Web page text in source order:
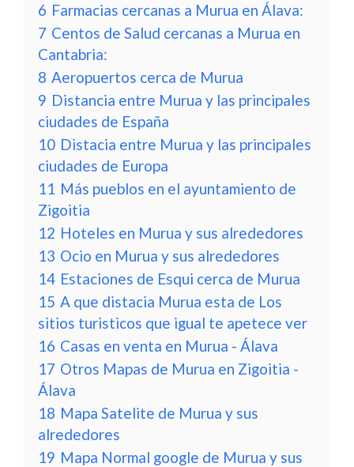
6 Farmacias cercanas a Murua en Álava:
7 Centos de Salud cercanas a Murua en
Cantabria:
8 Aeropuertos cerca de Murua
9 Distancia entre Murua y las principales
ciudades de España
10 Distacia entre Murua y las principales
ciudades de Europa
11 Más pueblos en el ayuntamiento de
Zigoitia
12 Hoteles en Murua y sus alrededores
13 Ocio en Murua y sus alrededores
14 Estaciones de Esqui cerca de Murua
15 A que distacia Murua esta de Los
sitios turisticos que igual te apetece ver
16 Casas en venta en Murua - Álava
17 Otros Mapas de Murua en Zigoitia -
Álava
18 Mapa Satelite de Murua y sus
alrededores
19 Mapa Normal google de Murua y sus